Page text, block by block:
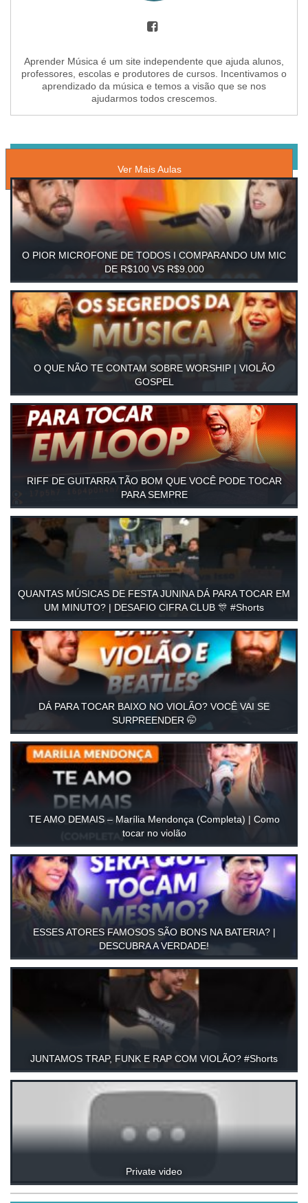
Aprender Música é um site independente que ajuda alunos,
professores, escolas e produtores de cursos. Incentivamos o
aprendizado da música e temos a visão que se nos
ajudarmos todos crescemos.
Ver Mais Aulas
O PIOR MICROFONE DE TODOS I COMPARANDO UM MIC
DE R$100 VS R$9.000
O QUE NÃO TE CONTAM SOBRE WORSHIP | VIOLÃO
GOSPEL
RIFF DE GUITARRA TÃO BOM QUE VOCÊ PODE TOCAR
PARA SEMPRE
QUANTAS MÚSICAS DE FESTA JUNINA DÁ PARA TOCAR EM
UM MINUTO? | DESAFIO CIFRA CLUB 🎊 #Shorts
DÁ PARA TOCAR BAIXO NO VIOLÃO? VOCÊ VAI SE
SURPREENDER 🤭
TE AMO DEMAIS – Marília Mendonça (Completa) | Como
tocar no violão
ESSES ATORES FAMOSOS SÃO BONS NA BATERIA? |
DESCUBRA A VERDADE!
JUNTAMOS TRAP, FUNK E RAP COM VIOLÃO? #Shorts
Private video